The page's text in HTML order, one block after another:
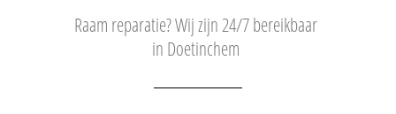
Raam reparatie? Wij zijn 24/7 bereikbaar
in Doetinchem